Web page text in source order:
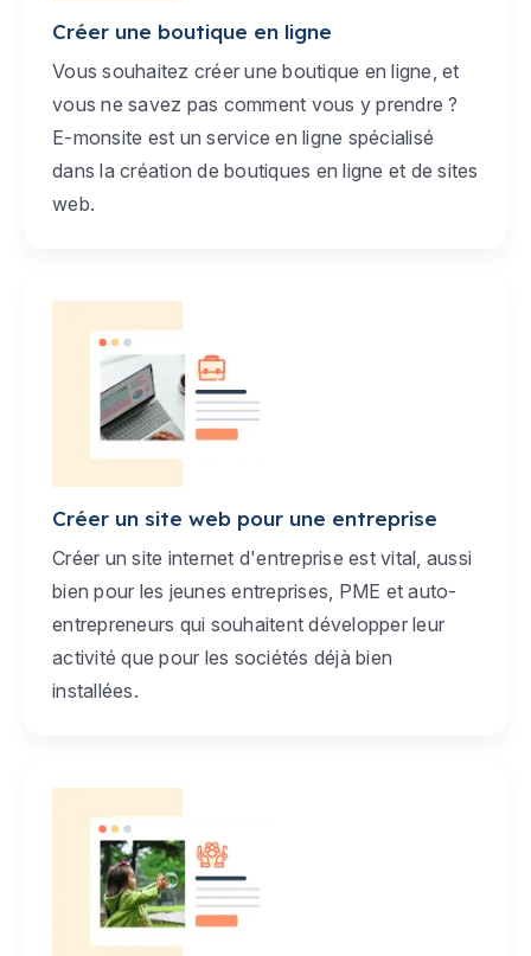
Créer une boutique en ligne
Vous souhaitez créer une boutique en ligne, et
vous ne savez pas comment vous y prendre ?
E-monsite est un service en ligne spécialisé
dans la création de boutiques en ligne et de sites
web.
Créer un site web pour une entreprise
Créer un site internet d'entreprise est vital, aussi
bien pour les jeunes entreprises, PME et auto-
entrepreneurs qui souhaitent développer leur
activité que pour les sociétés déjà bien
installées.